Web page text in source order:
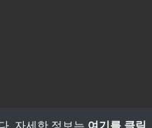
. 자세한 정보는 여기를 클릭